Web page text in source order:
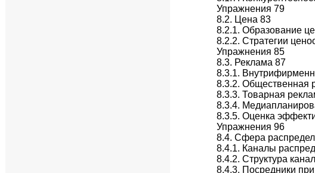
Упражнения 79
8.2. Цена 83
8.2.1. Образование
8.2.2. Стратегии
Упражнения 85
8.3. Реклама 87
8.3.1.
8.3.2. Общественная
8.3.3. Товарная
8.3.4.
8.3.5. Оценка
Упражнения 96
8.4. Сфера
8.4.1. Каналы
8.4.2. Структура
8.4.3. Посредники